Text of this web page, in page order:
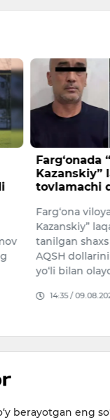
Farg‘onada
Kazanskiy”
tovlamachi
Farg‘ona
Kazanskiy”
tanilgan
AQSH
yo‘li bilan
14:35 /
berayotgan eng